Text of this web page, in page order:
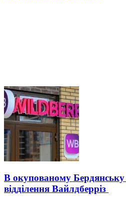
В окупованому
відділення Вайлдберріз